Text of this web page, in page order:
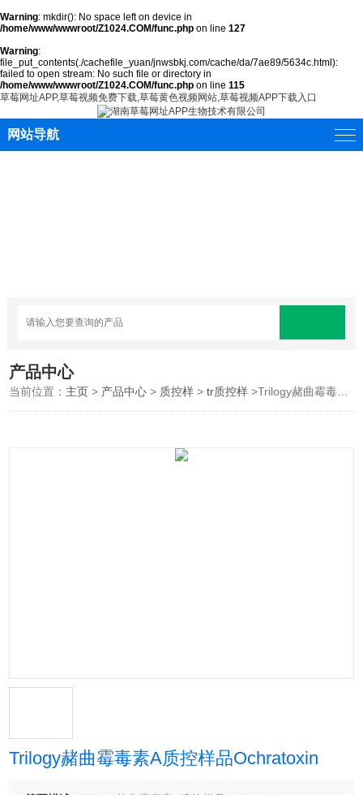
Warning: mkdir(): No space left on device in
/home/www/wwwroot/Z1024.COM/func.php on line 127
Warning:
file_put_contents(./cachefile_yuan/jnwsbkj.com/cache/da/7ae89/5634c.html):
failed to open stream: No such file or directory in
/home/www/wwwroot/Z1024.COM/func.php on line 115
草莓网址APP,草莓视频免费下载,草莓黄色视频网站,草莓视频APP下载入口
网站导航
产品中心
当前位置： 主页 > 产品中心 > 质控样 >tr质控样 >Trilogy赭曲霉毒素A质控样品Ochratoxin
Trilogy赭曲霉毒素A质控样品Ochratoxin